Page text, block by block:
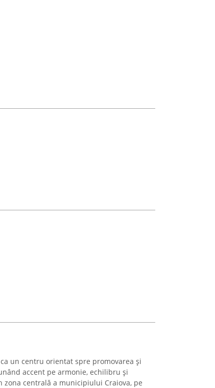
un centru orientat spre promovarea și
accent pe armonie, echilibru și
centrală a municipiului Craiova, pe